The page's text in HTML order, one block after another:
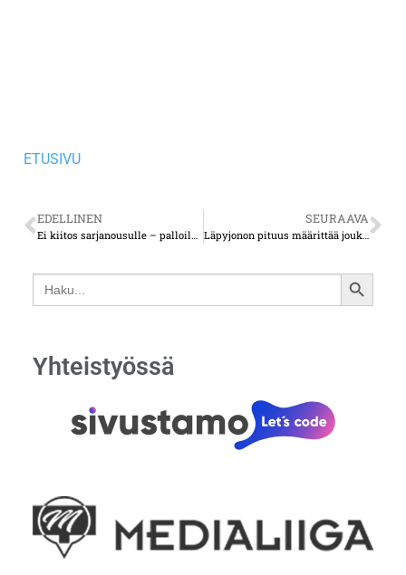
ETUSIVU
EDELLINEN
Ei kiitos sarjanousulle – palloilulajien jokakeväinen kiusallinen ilmiö
SEURAAVA
Läpyjonon pituus määrittää joukkueen tulevaisuuden
Search
for:
SEARCH
Yhteistyössä